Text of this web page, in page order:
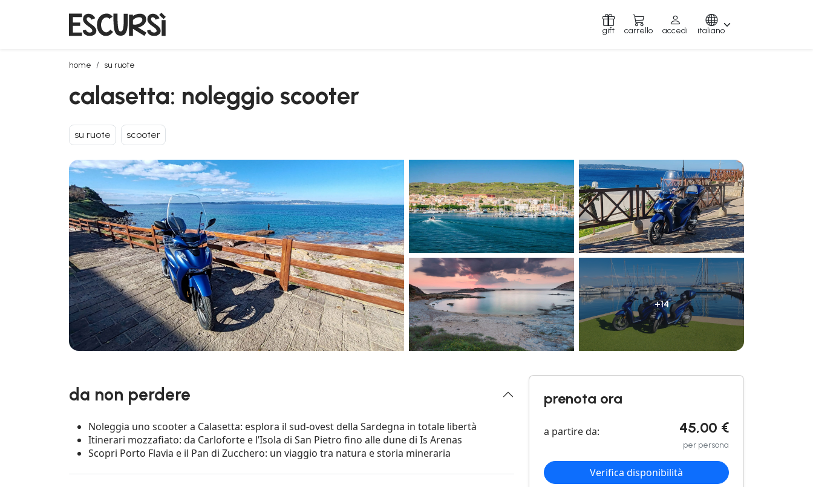
gift carrello accedi italiano
home su ruote
calasetta: noleggio scooter
calasetta: noleggio scooter
su ruote scooter
+14
da non perdere
Noleggia uno scooter a Calasetta: esplora il sud-ovest della Sardegna in totale libertà
Itinerari mozzafiato: da Carloforte e l’Isola di San Pietro fino alle dune di Is Arenas
Scopri Porto Flavia e il Pan di Zucchero: un viaggio tra natura e storia mineraria
prenota ora
a partire da: 45,00 €
per persona
Verifica disponibilità